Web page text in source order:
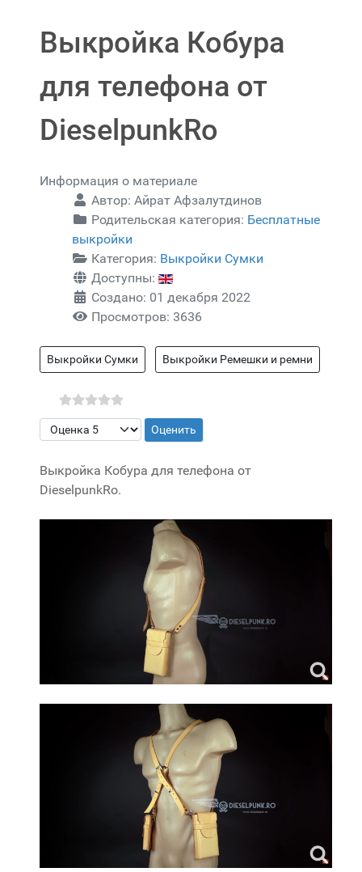
Выкройка Кобура
для телефона от
DieselpunkRo
Информация о материале
Автор: Айрат Афзалутдинов
Родительская категория: Бесплатные
выкройки
Категория: Выкройки Сумки
Доступны:
Создано: 01 декабря 2022
Просмотров: 3636
Выкройки Сумки Выкройки Ремешки и ремни
Пожалуйста, оцените
Выкройка Кобура для телефона от
DieselpunkRo.